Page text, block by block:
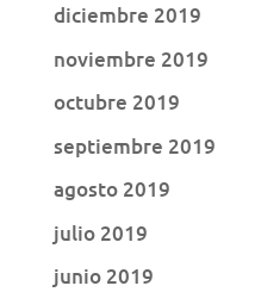
diciembre 2019
noviembre 2019
octubre 2019
septiembre 2019
agosto 2019
julio 2019
junio 2019